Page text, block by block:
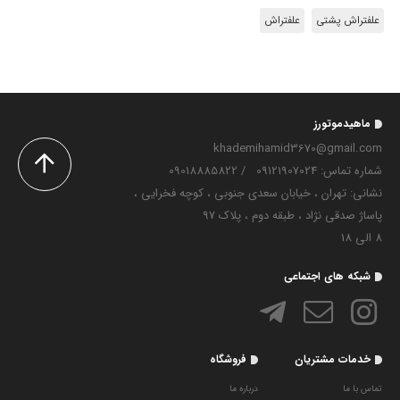
علفتراش پشتی علفتراش
ماهیدموتورز
khademihamid3670@gmail.com
شماره تماس‌: 09121907024
/
09018885822
نشانی: تهران ، خیابان سعدی جنوبی ، کوچه فخرایی ،
پاساژ صدقی نژاد ، طبقه دوم ، پلاک 97
8 الی 18
شبکه های اجتماعی
خدمات مشتریان
تماس با ما
فروشگاه
درباره ما